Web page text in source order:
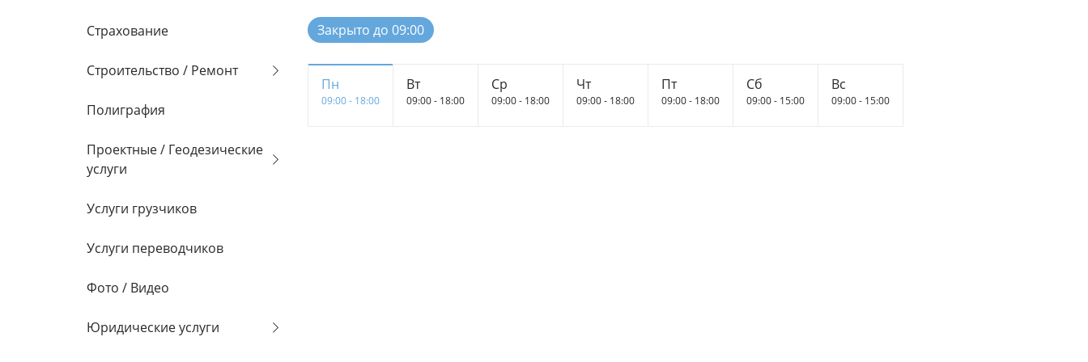
Страхование
Строительство / Ремонт
Полиграфия
Проектные / Геодезические
услуги
Услуги грузчиков
Услуги переводчиков
Фото / Видео
Юридические услуги
Закрыто до 09:00
Пн
09:00 - 18:00
Вт
09:00 - 18:00
Ср
09:00 - 18:00
Чт
09:00 - 18:00
Пт
09:00 - 18:00
Сб
09:00 - 15:00
Вс
09:00 - 15:00